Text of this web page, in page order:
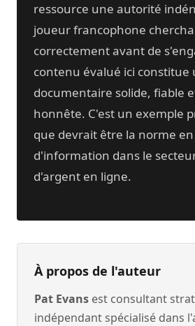
ressource une autorité
joueur francophone
correctement avant de
contenu évalué ici constitue
documentaire solide, fiable
honnête. C'est un exemple
que devrait être la norme
d'information dans le
d'argent en ligne.
À propos de l'auteur
Pat Evans est consultant
indépendant spécialisé dans